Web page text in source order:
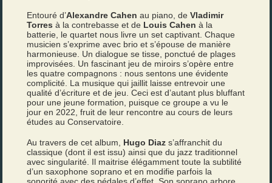
Entouré d’Alexandre Cahen au piano, deVladimir
Torres à la contrebasse et de Louis Cahen à la
batterie, le quartet nous livre un set captivant. Chaque
musicien s’exprime avec brio et s’épouse de manière
harmonieuse. Un dialogue se tisse, ponctué de plages
improvisées. Un fascinant jeu de miroirs s’opère entre
les quatre compagnons : nous sentons une évidente
complicité. La musique qui jaillit laisse entrevoir une
qualité d’écriture et de jeu. Ceci est d’autant plus bluffant
pour une jeune formation, puisque ce groupe a vu le
jour en 2022, fruit de leur rencontre au cours de leurs
études au Conservatoire.
Au travers de cet album, Hugo Diaz s’affranchit du
classique (dont il est issu) ainsi que du jazz traditionnel
avec singularité. Il maitrise élégamment toute la subtilité
d’un saxophone soprano et en modifie parfois la